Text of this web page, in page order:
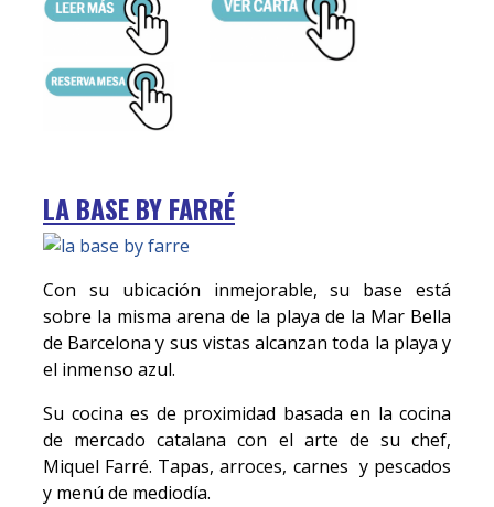
LA BASE BY FARRÉ
Con su ubicación inmejorable, su base está
sobre la misma arena de la playa de la Mar Bella
de Barcelona y sus vistas alcanzan toda la playa y
el inmenso azul.
Su cocina es de proximidad basada en la cocina
de mercado catalana con el arte de su chef,
Miquel Farré. Tapas, arroces, carnes y pescados
y menú de mediodía.